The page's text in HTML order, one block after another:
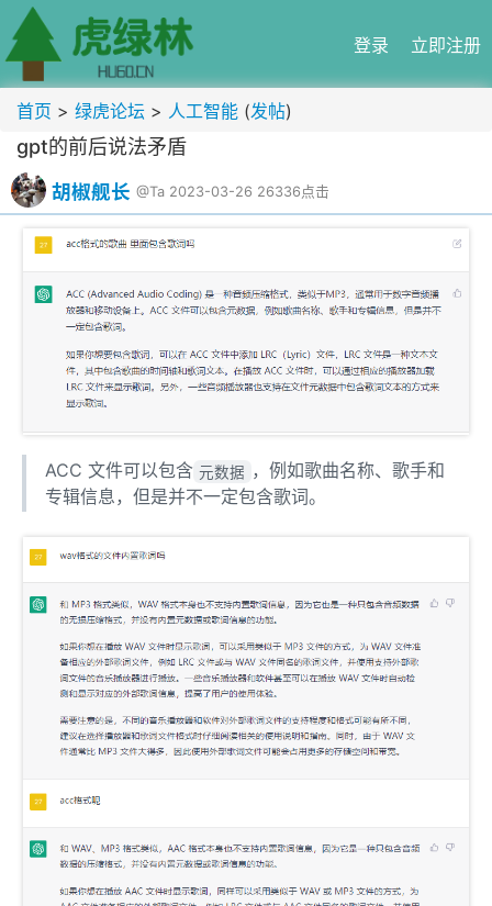
登录 立即注册
首页 > 绿虎论坛 > 人工智能 (发帖)
gpt的前后说法矛盾
胡椒舰长 @Ta 2023-03-26 26336点击
ACC 文件可以包含 元数据
，例如歌曲名称、歌手和
专辑信息，但是并不一定包含歌词。